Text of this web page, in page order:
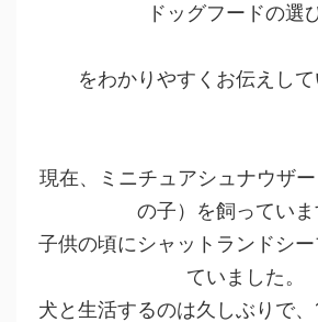
ドッグフードの選
をわかりやすくお伝えして
現在、ミニチュアシュナウザ
の子）を飼っていま
子供の頃にシャットランドシ
ていました。
犬と生活するのは久しぶりで